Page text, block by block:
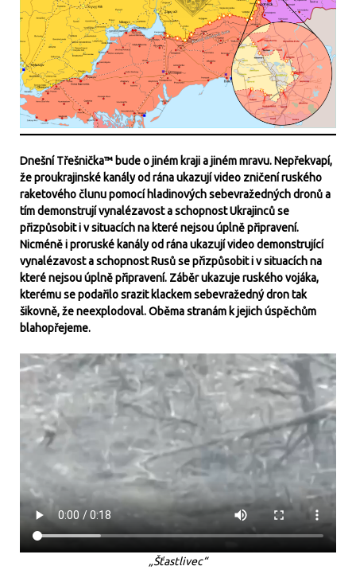
Dnešní Třešnička™ bude o jiném kraji a jiném mravu. Nepřekvapí,
že proukrajinské kanály od rána ukazují video zničení ruského
raketového člunu pomocí hladinových sebevražedných dronů a
tím demonstrují vynalézavost a schopnost Ukrajinců se
přizpůsobit i v situacích na které nejsou úplně připravení.
Nicméně i proruské kanály od rána ukazují video demonstrující
vynalézavost a schopnost Rusů se přizpůsobit i v situacích na
které nejsou úplně připravení. Záběr ukazuje ruského vojáka,
kterému se podařilo srazit klackem sebevražedný dron tak
šikovně, že neexplodoval. Oběma stranám k jejich úspěchům
blahopřejeme.
„Šťastlivec“